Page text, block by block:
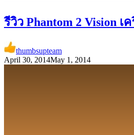
รีวิว Phantom 2 Vision
thumbsupteam
April 30, 2014May 1, 2014